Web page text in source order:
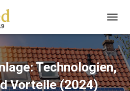
O
G
G
L
E
N
A
Technologien,
Vorteile (2024)